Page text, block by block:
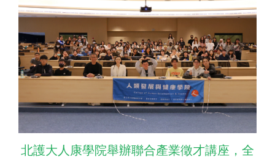
北護大人康學院舉辦聯合產業徵才講座，全